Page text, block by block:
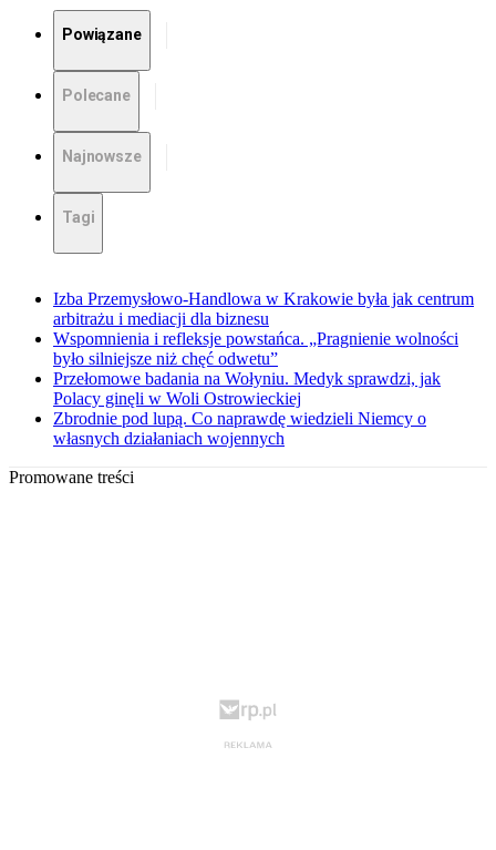
Powiązane
Polecane
Najnowsze
Tagi
Izba Przemysłowo-Handlowa w Krakowie była jak centrum
arbitrażu i mediacji dla biznesu
Wspomnienia i refleksje powstańca. „Pragnienie wolności
było silniejsze niż chęć odwetu”
Przełomowe badania na Wołyniu. Medyk sprawdzi, jak
Polacy ginęli w Woli Ostrowieckiej
Zbrodnie pod lupą. Co naprawdę wiedzieli Niemcy o
własnych działaniach wojennych
Promowane treści